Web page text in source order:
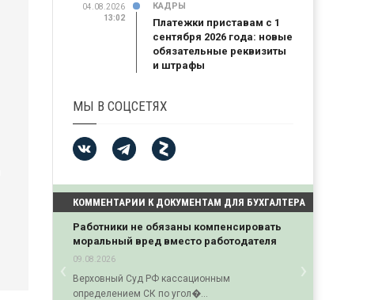
04.08.2026
13:02
КАДРЫ
Платежки приставам с 1
сентября 2026 года: новые
обязательные реквизиты
и штрафы
МЫ В СОЦСЕТЯХ
КОММЕНТАРИИ К ДОКУМЕНТАМ ДЛЯ БУХГАЛТЕРА
Работники не обязаны компенсировать
моральный вред вместо работодателя
09.08.2026
Верховный Суд РФ кассационным
определением СК по угол�...
‹Previous ›Next